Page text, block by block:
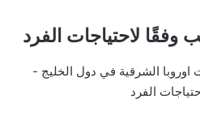
وفقًا لاحتياجات الفرد